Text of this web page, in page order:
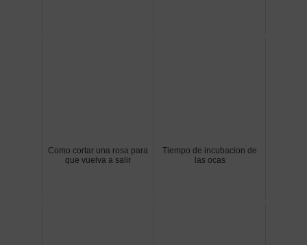
Como cortar una rosa para
que vuelva a salir
Tiempo de incubacion de
las ocas